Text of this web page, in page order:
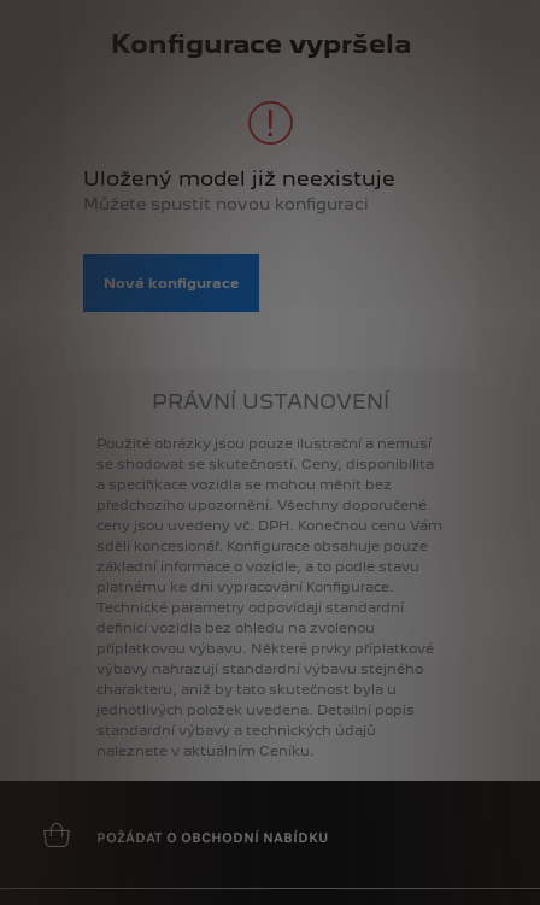
Konfigurace vypršela
Uložený model již neexistuje
Můžete spustit novou konfiguraci
Nová konfigurace
PRÁVNÍ USTANOVENÍ
Použité obrázky jsou pouze ilustrační a nemusí
se shodovat se skutečností. Ceny, disponibilita
a specifikace vozidla se mohou měnit bez
předchozího upozornění. Všechny doporučené
ceny jsou uvedeny vč. DPH. Konečnou cenu Vám
sdělí koncesionář. Konfigurace obsahuje pouze
základní informace o vozidle, a to podle stavu
platnému ke dni vypracování Konfigurace.
Technické parametry odpovídají standardní
definici vozidla bez ohledu na zvolenou
příplatkovou výbavu. Některé prvky příplatkové
výbavy nahrazují standardní výbavu stejného
charakteru, aniž by tato skutečnost byla u
jednotlivých položek uvedena. Detailní popis
standardní výbavy a technických údajů
naleznete v aktuálním Ceníku.
POŽÁDAT O OBCHODNÍ NABÍDKU